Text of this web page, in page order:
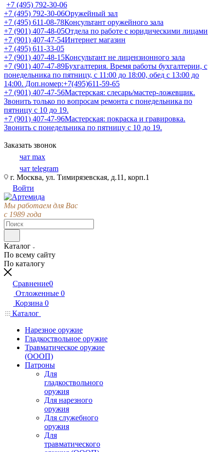
+7 (495) 792-30-06
+7 (495) 792-30-06Оружейный зал
+7 (495) 611-08-78Консультант оружейного зала
+7 (901) 407-48-05Отдела по работе с юридическими лицами
+7 (901) 407-47-54Интернет магазин
+7 (495) 611-33-05
+7 (901) 407-48-15Консультант не лицензионного зала
+7 (901) 407-47-89Бухгалтерия. Время работы бухгалтерии, с
понедельника по пятницу, с 11:00 до 18:00, обед с 13:00 до
14:00. Доп.номер:+7(495)611-59-65
+7 (901) 407-47-56Мастерская: слесарь/мастер-ложевщик.
Звонить только по вопросам ремонта с понедельника по
пятницу с 10 до 19.
+7 (901) 407-47-96Мастерская: покраска и гравировка.
Звонить с понедельника по пятницу с 10 до 19.
Заказать звонок
чат max
чат telegram
г. Москва, ул. Тимирязевская, д.11, корп.1
Войти
Мы работаем для Вас
с 1989 года
Каталог
По всему сайту
По каталогу
Сравнение0
Отложенные 0
Корзина 0
Каталог
Нарезное оружие
Гладкоствольное оружие
Травматическое оружие
(ОООП)
Патроны
Для
гладкоствольного
оружия
Для нарезного
оружия
Для служебного
оружия
Для
травматического